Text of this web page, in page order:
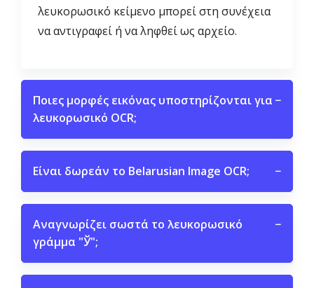
λευκορωσικό κείμενο μπορεί στη συνέχεια
να αντιγραφεί ή να ληφθεί ως αρχείο.
Ποιες μορφές εικόνας υποστηρίζονται για
λευκορωσικό OCR;
−
Είναι δωρεάν το Belarusian Image OCR; −
Αναγνωρίζει σωστά το λευκορωσικό
γράμμα "Ў";
−